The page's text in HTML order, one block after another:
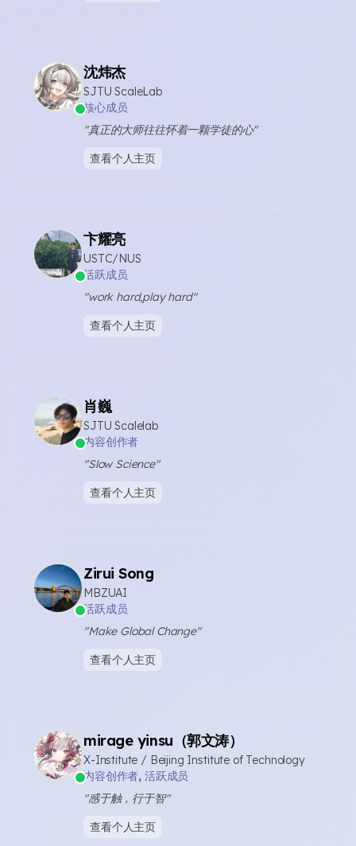
沈炜杰
SJTU ScaleLab
核心成员
"真正的大师往往怀着一颗学徒的心"
查看个人主页
卞耀亮
USTC/NUS
活跃成员
"work hard,play hard"
查看个人主页
肖巍
SJTU Scalelab
内容创作者
"Slow Science"
查看个人主页
Zirui Song
MBZUAI
活跃成员
"Make Global Change"
查看个人主页
mirage yinsu（郭文涛）
X-Institute / Beijing Institute of Technology
内容创作者, 活跃成员
"感于触，行于智"
查看个人主页